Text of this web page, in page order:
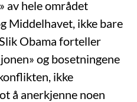
av hele området
Middelhavet, ikke bare
Obama forteller
og bosetningene
ikke
å anerkjenne noen